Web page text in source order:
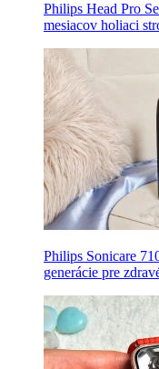
Philips Head Pro
mesiacov holiaci
Philips Sonicare
generácie pre